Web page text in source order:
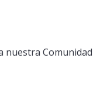
nuestra